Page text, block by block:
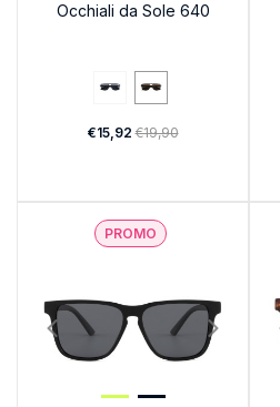
Occhiali da Sole 640
€15,92€19,90
PROMO